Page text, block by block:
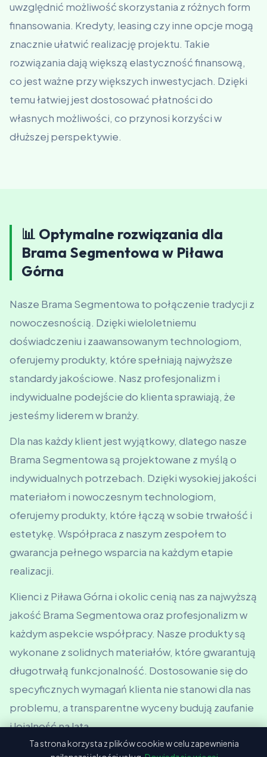
uwzględnić możliwość skorzystania z różnych form
finansowania. Kredyty, leasing czy inne opcje mogą
znacznie ułatwić realizację projektu. Takie
rozwiązania dają większą elastyczność finansową,
co jest ważne przy większych inwestycjach. Dzięki
temu łatwiej jest dostosować płatności do
własnych możliwości, co przynosi korzyści w
dłuższej perspektywie.
📊 Optymalne rozwiązania dla
Brama Segmentowa w Piława
Górna
Nasze Brama Segmentowa to połączenie tradycji z
nowoczesnością. Dzięki wieloletniemu
doświadczeniu i zaawansowanym technologiom,
oferujemy produkty, które spełniają najwyższe
standardy jakościowe. Nasz profesjonalizm i
indywidualne podejście do klienta sprawiają, że
jesteśmy liderem w branży.
Dla nas każdy klient jest wyjątkowy, dlatego nasze
Brama Segmentowa są projektowane z myślą o
indywidualnych potrzebach. Dzięki wysokiej jakości
materiałom i nowoczesnym technologiom,
oferujemy produkty, które łączą w sobie trwałość i
estetykę. Współpraca z naszym zespołem to
gwarancja pełnego wsparcia na każdym etapie
realizacji.
Klienci z Piława Górna i okolic cenią nas za najwyższą
jakość Brama Segmentowa oraz profesjonalizm w
każdym aspekcie współpracy. Nasze produkty są
wykonane z solidnych materiałów, które gwarantują
długotrwałą funkcjonalność. Dostosowanie się do
specyficznych wymagań klienta nie stanowi dla nas
problemu, a transparentne wyceny budują zaufanie
i lojalność na lata.
Ta strona korzysta z plików cookie w celu zapewnienia